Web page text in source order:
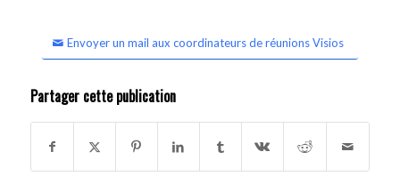
Envoyer un mail aux coordinateurs de réunions Visios
Partager cette publication